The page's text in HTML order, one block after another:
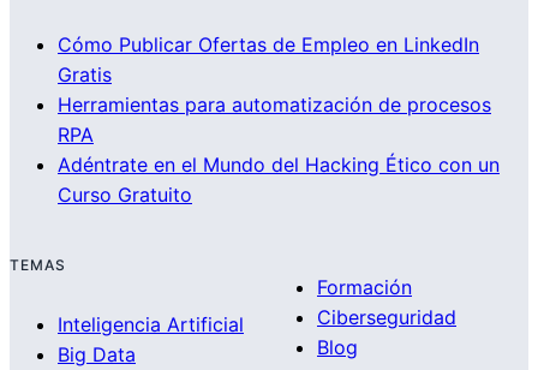
Cómo Publicar Ofertas de Empleo en LinkedIn
Gratis
Herramientas para automatización de procesos
RPA
Adéntrate en el Mundo del Hacking Ético con un
Curso Gratuito
TEMAS
Inteligencia Artificial
Big Data
Formación
Ciberseguridad
Blog